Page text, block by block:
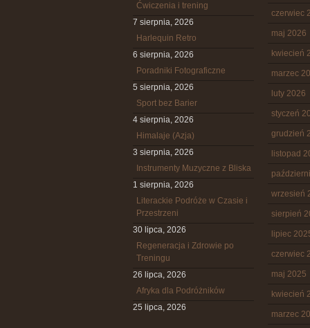
Ćwiczenia i trening
7 sierpnia, 2026
Harlequin Retro
6 sierpnia, 2026
Poradniki Fotograficzne
5 sierpnia, 2026
Sport bez Barier
4 sierpnia, 2026
Himalaje (Azja)
3 sierpnia, 2026
Instrumenty Muzyczne z Bliska
1 sierpnia, 2026
Literackie Podróże w Czasie i
Przestrzeni
30 lipca, 2026
Regeneracja i Zdrowie po
Treningu
26 lipca, 2026
Afryka dla Podróżników
25 lipca, 2026
czerwiec
maj 2026
kwiecień
marzec
luty 2026
styczeń
grudzień
listopad
wrzesień
sierpień
lipiec
czerwiec
maj 2025
kwiecień
marzec